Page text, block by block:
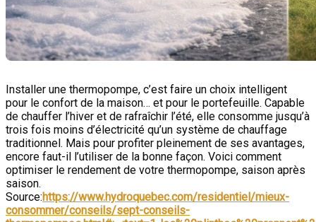
Installer une thermopompe, c’est faire un choix intelligent
pour le confort de la maison… et pour le portefeuille. Capable
de chauffer l’hiver et de rafraîchir l’été, elle consomme jusqu’à
trois fois moins d’électricité qu’un système de chauffage
traditionnel. Mais pour profiter pleinement de ses avantages,
encore faut-il l’utiliser de la bonne façon. Voici comment
optimiser le rendement de votre thermopompe, saison après
saison.
Source:https://www.hydroquebec.com/residentiel/mieux-
consommer/conseils/sept-conseils-